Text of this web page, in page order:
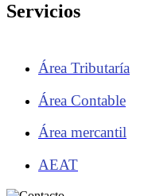
Servicios
Área Tributaría
Área Contable
Área mercantil
AEAT